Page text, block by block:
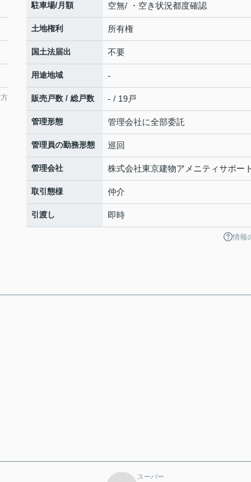
駐車場/月額 空無/ ・空き状況都度確認
土地権利 所有権
国土法届出 不要
用途地域 -
販売戸数 / 総戸数 - / 19戸
管理形態 管理会社に全部委託
管理員の勤務形態 巡回
管理会社 株式会社東京建物アメニティサポー
取引態様 仲介
引渡し 即時
情報
スーパー